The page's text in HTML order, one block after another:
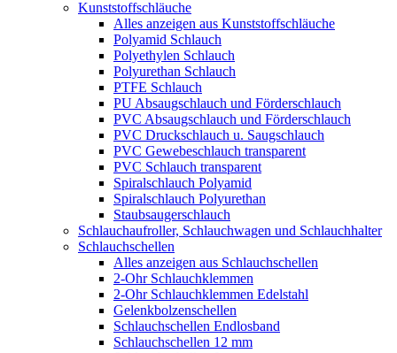
Kunststoffschläuche
Alles anzeigen aus Kunststoffschläuche
Polyamid Schlauch
Polyethylen Schlauch
Polyurethan Schlauch
PTFE Schlauch
PU Absaugschlauch und Förderschlauch
PVC Absaugschlauch und Förderschlauch
PVC Druckschlauch u. Saugschlauch
PVC Gewebeschlauch transparent
PVC Schlauch transparent
Spiralschlauch Polyamid
Spiralschlauch Polyurethan
Staubsaugerschlauch
Schlauchaufroller, Schlauchwagen und Schlauchhalter
Schlauchschellen
Alles anzeigen aus Schlauchschellen
2-Ohr Schlauchklemmen
2-Ohr Schlauchklemmen Edelstahl
Gelenkbolzenschellen
Schlauchschellen Endlosband
Schlauchschellen 12 mm